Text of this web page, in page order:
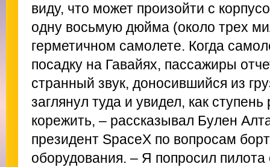
виду, что может произойти с
одну восьмую дюйма (около трех
герметичном самолете. Когда
посадку на Гавайях, пассажиры
странный звук, доносившийся из
заглянул туда и увидел, как
корежить, – рассказывал Булен
президент SpaceX по вопросам
оборудования. – Я попросил